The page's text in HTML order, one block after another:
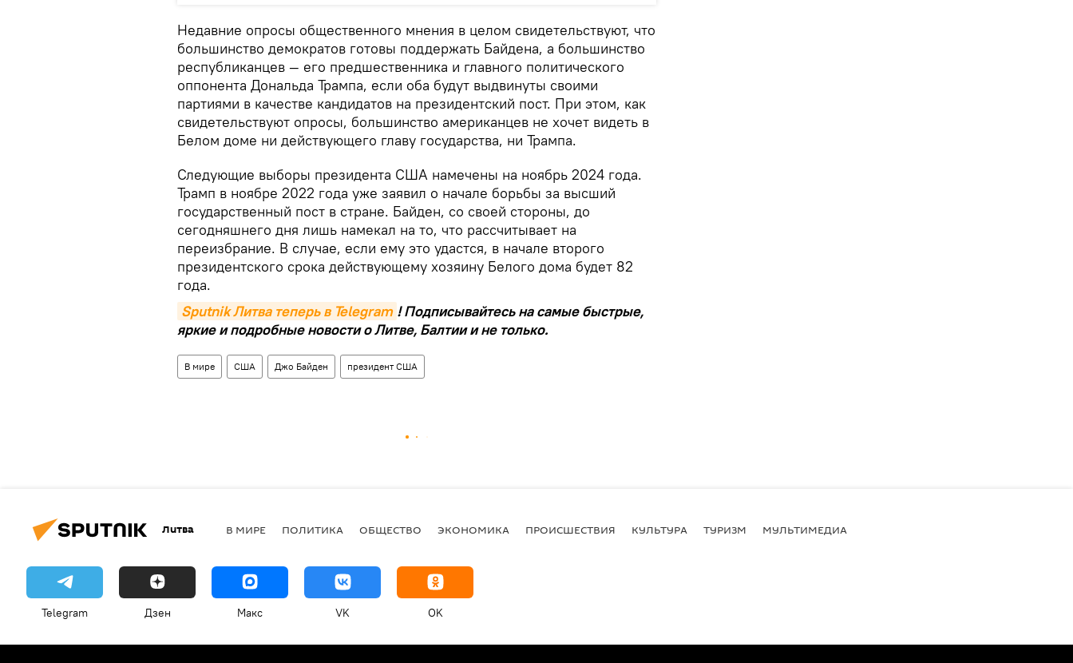
Недавние опросы общественного мнения в целом свидетельствуют, что
большинство демократов готовы поддержать Байдена, а большинство
республиканцев — его предшественника и главного политического
оппонента Дональда Трампа, если оба будут выдвинуты своими
партиями в качестве кандидатов на президентский пост. При этом, как
свидетельствуют опросы, большинство американцев не хочет видеть в
Белом доме ни действующего главу государства, ни Трампа.
Следующие выборы президента США намечены на ноябрь 2024 года.
Трамп в ноябре 2022 года уже заявил о начале борьбы за высший
государственный пост в стране. Байден, со своей стороны, до
сегодняшнего дня лишь намекал на то, что рассчитывает на
переизбрание. В случае, если ему это удастся, в начале второго
президентского срока действующему хозяину Белого дома будет 82
года.
Sputnik Литва теперь в Telegram ! Подписывайтесь на самые быстрые,
яркие и подробные новости о Литве, Балтии и не только.
В мире США Джо Байден президент США
Литва В МИРЕ ПОЛИТИКА ОБЩЕСТВО ЭКОНОМИКА ПРОИСШЕСТВИЯ КУЛЬТУРА ТУРИЗМ МУЛЬТИМЕДИА
Telegram Дзен Макс VK OK